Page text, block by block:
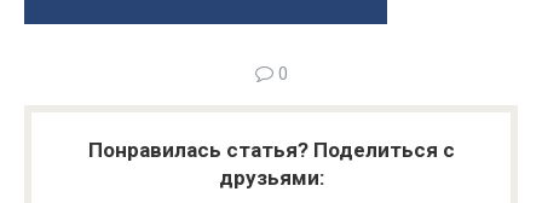
0
Понравилась статья? Поделиться с
друзьями: